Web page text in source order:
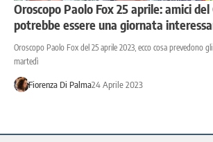
Oroscopo Paolo Fox 25 aprile: amici del
potrebbe essere una giornata
Oroscopo Paolo Fox del 25 aprile 2023, ecco cosa prevedono
martedì
Fiorenza Di Palma24 Aprile 2023